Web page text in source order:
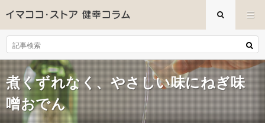
煮くずれなく、やさしい味にねぎ味
噌おでん